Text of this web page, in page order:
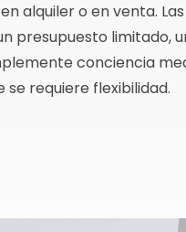
alquiler o en venta.
presupuesto limitado,
conciencia
se requiere flexibilidad.